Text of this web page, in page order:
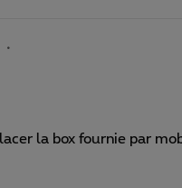
la box fournie par